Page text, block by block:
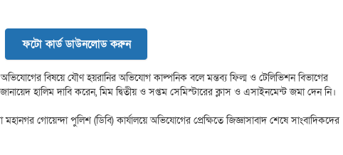
ফটো কার্ড ডাউনলোড করুন
অভিযোগের বিষয়ে যৌণ হয়রানির অভিযোগ কাল্পনিক বলে মন্তব্য ফিল্ম ও টেলিভিশন বিভাগের
হালিম দাবি করেন, মিম দ্বিতীয় ও সপ্তম সেমিস্টারের ক্লাস ও এসাইনমেন্ট জমা দেন নি।
গোয়েন্দা পুলিশ (ডিবি) কার্যালয়ে অভিযোগের প্রেক্ষিতে জিজ্ঞাসাবাদ শেষে সাংবাদিকদের